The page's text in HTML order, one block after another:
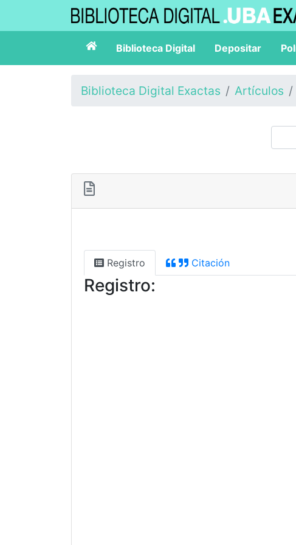
Biblioteca Digital Depositar
Biblioteca Digital Exactas Artículos
Registro Citación
Registro: